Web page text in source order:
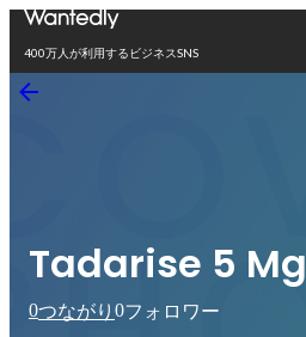
400万人が利用するビジネスSNS
Tadarise 5 Mg
0つながり 0フォロワー